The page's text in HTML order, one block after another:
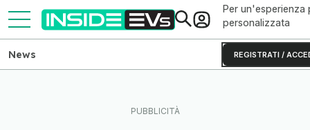
Per un'esperienza
personalizzata
REGISTRATI /
News